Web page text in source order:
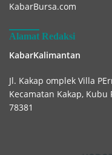
KabarBursa.com
Alamat Redaksi
KabarKalimantan
Jl. Kakap omplek Villa
Kecamatan Kakap,
78381